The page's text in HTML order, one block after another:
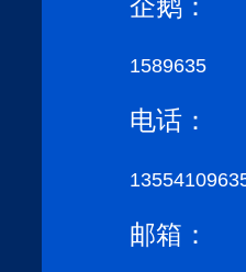
企鹅：
1589635
电话：
邮箱：